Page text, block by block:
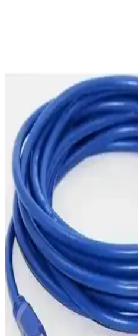
5TB HDD'ler, geniş depolama
avantajlarıyla büyük veri
göz önüne alınmalı, kullanım
LaCie STHY2000800 ile
Karşılaştırması Kapasite,
Bu karşılaştırma, LaCie 2 TB
LaCie Rugged USB-C 2TB Ultra
arasındaki farkları inceler; suya/
C/Thunderbolt4 uyumu, aktarım
10TB Harici Hard Diskler:
Kullanım İpuçları
10TB harici hard diskler, büyük
güvenlik için ideal seçenekler
kullanım alanlarıyla çeşitli
Toshiba Canvio Basic
Özellikleri